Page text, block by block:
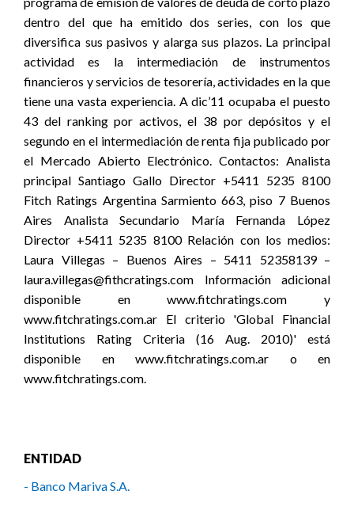
dentro del que ha emitido dos series, con los que
diversifica sus pasivos y alarga sus plazos. La principal
actividad es la intermediación de instrumentos
financieros y servicios de tesorería, actividades en la que
tiene una vasta experiencia. A dic’11 ocupaba el puesto
43 del ranking por activos, el 38 por depósitos y el
segundo en el intermediación de renta fija publicado por
el Mercado Abierto Electrónico. Contactos: Analista
principal Santiago Gallo Director +5411 5235 8100
Fitch Ratings Argentina Sarmiento 663, piso 7 Buenos
Aires Analista Secundario María Fernanda López
Director +5411 5235 8100 Relación con los medios:
Laura Villegas – Buenos Aires – 5411 52358139 –
laura.villegas@fithcratings.com Información adicional
disponible en www.fitchratings.com y
www.fitchratings.com.ar El criterio 'Global Financial
Institutions Rating Criteria (16 Aug. 2010)' está
disponible en www.fitchratings.com.ar o en
www.fitchratings.com.
ENTIDAD
- Banco Mariva S.A.